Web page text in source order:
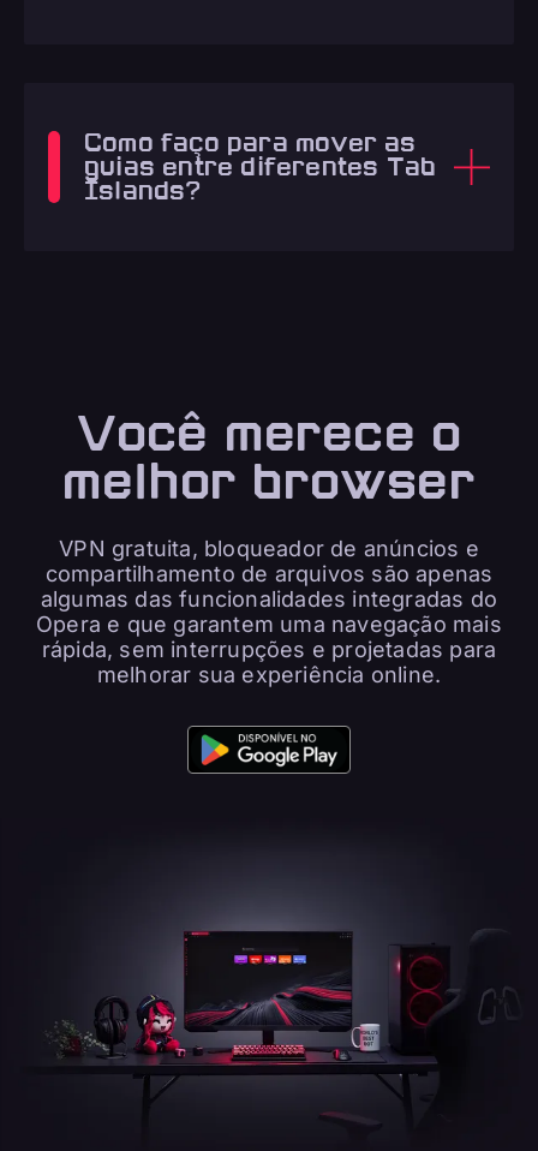
Como faço para mover as
guias entre diferentes Tab
Islands?
Você merece o
melhor browser
VPN gratuita, bloqueador de anúncios e
compartilhamento de arquivos são apenas
algumas das funcionalidades integradas do
Opera e que garantem uma navegação mais
rápida, sem interrupções e projetadas para
melhorar sua experiência online.